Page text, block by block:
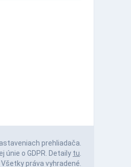
prehliadača.
únie o GDPR. Detaily tu.
práva vyhradené.